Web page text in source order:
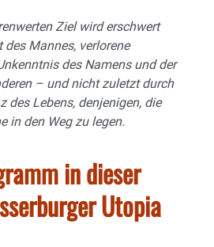
Ziel wird erschwert
Mannes, verlorene
des Namens und der
– und nicht zuletzt durch
des Lebens, denjenigen, die
in den Weg zu legen.
in dieser
Utopia